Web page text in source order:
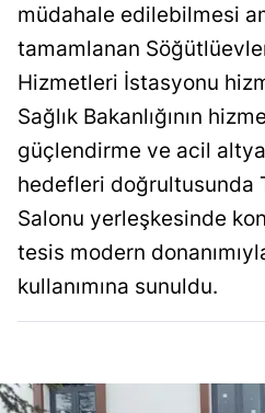
müdahale edilebilmesi
tamamlanan
Hizmetleri İstasyonu
Sağlık Bakanlığının
güçlendirme ve acil
hedefleri doğrultusunda
Salonu yerleşkesinde
tesis modern
kullanımına sunuldu.